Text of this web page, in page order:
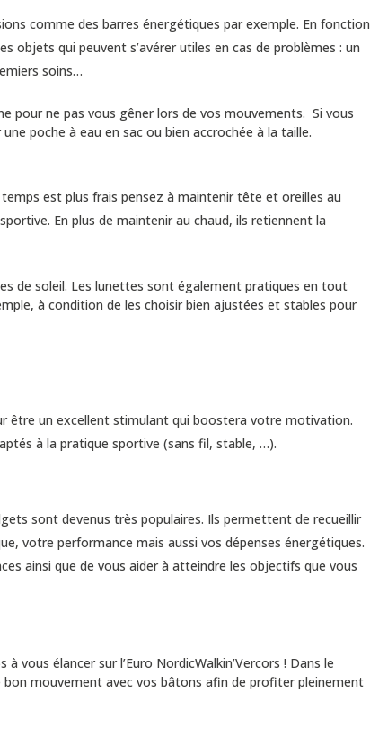
comme des barres énergétiques par exemple. En fonction
objets qui peuvent s’avérer utiles en cas de problèmes : un
soins…
pour ne pas vous gêner lors de vos mouvements. Si vous
poche à eau en sac ou bien accrochée à la taille.
est plus frais pensez à maintenir tête et oreilles au
En plus de maintenir au chaud, ils retiennent la
de soleil. Les lunettes sont également pratiques en tout
à condition de les choisir bien ajustées et stables pour
être un excellent stimulant qui boostera votre motivation.
à la pratique sportive (sans fil, stable, …).
sont devenus très populaires. Ils permettent de recueillir
votre performance mais aussi vos dépenses énergétiques.
ainsi que de vous aider à atteindre les objectifs que vous
vous élancer sur l’Euro NordicWalkin’Vercors ! Dans le
mouvement avec vos bâtons afin de profiter pleinement